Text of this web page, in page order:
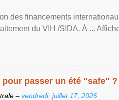
des financements
du VIH /SIDA. À ...
passer un été "safe" ?
– vendredi, juillet 17, 2026